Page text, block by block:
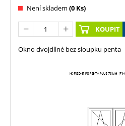
Není skladem (0 Ks)
KOUPIT
Okno dvojdílné bez sloupku penta